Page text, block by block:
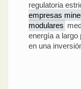
regulatoria
empresas
modulares
energía a largo
en una